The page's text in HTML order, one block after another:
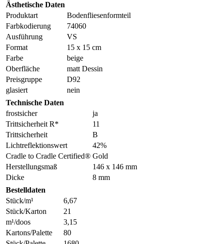
Ästhetische Daten
Produktart
Bodenfliesenformteil
Farbkodierung
74060
Ausführung
VS
Format
15 x 15 cm
Farbe
beige
Oberfläche
matt Dessin
Preisgruppe
D92
glasiert
nein
Technische Daten
frostsicher
ja
Trittsicherheit R*
11
Trittsicherheit
B
Lichtreflektionswert
42%
Cradle to Cradle Certified® Gold
Herstellungsmaß
146 x 146 mm
Dicke
8 mm
Bestelldaten
Stück/m¹
6,67
Stück/Karton
21
m¹/doos
3,15
Kartons/Palette
80